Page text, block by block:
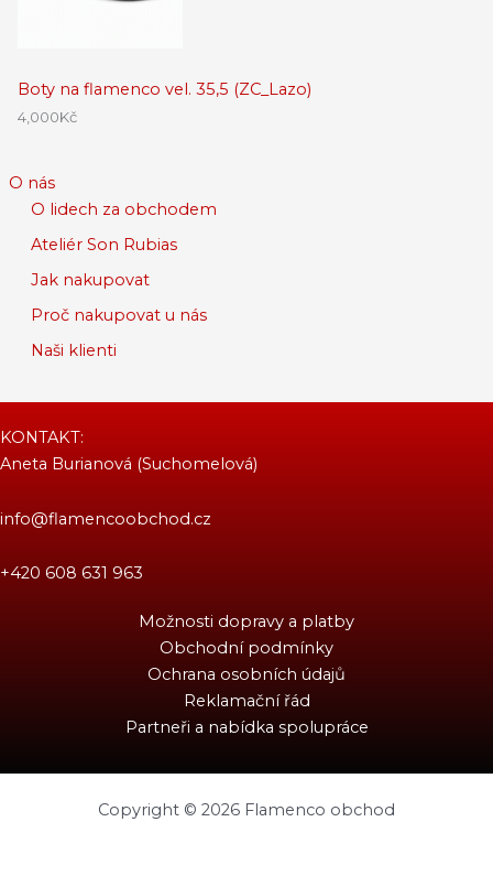
Boty na flamenco vel. 35,5 (ZC_Lazo)
4,000Kč
O nás
O lidech za obchodem
Ateliér Son Rubias
Jak nakupovat
Proč nakupovat u nás
Naši klienti
KONTAKT:
Aneta Burianová (Suchomelová)
info@flamencoobchod.cz
+420 608 631 963
Možnosti dopravy a platby
Obchodní podmínky
Ochrana osobních údajů
Reklamační řád
Partneři a nabídka spolupráce
Copyright © 2026 Flamenco obchod